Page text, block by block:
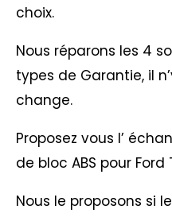
choix.
Nous réparons les 4
types de Garantie, il
change.
Proposez vous l’
de bloc ABS pour Ford
Nous le proposons si